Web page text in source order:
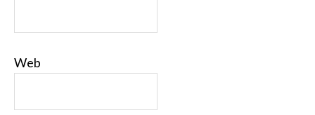
Web